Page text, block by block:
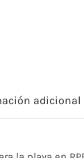
adicional